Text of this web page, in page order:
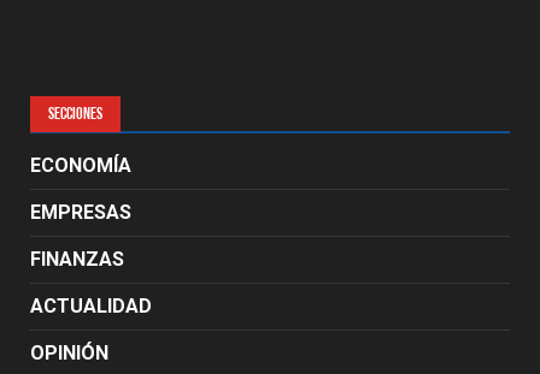
SECCIONES
ECONOMÍA
EMPRESAS
FINANZAS
ACTUALIDAD
OPINIÓN